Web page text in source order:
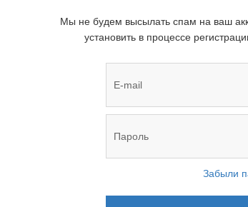
Мы не будем высылать спам на ваш
установить в процессе
Забыли